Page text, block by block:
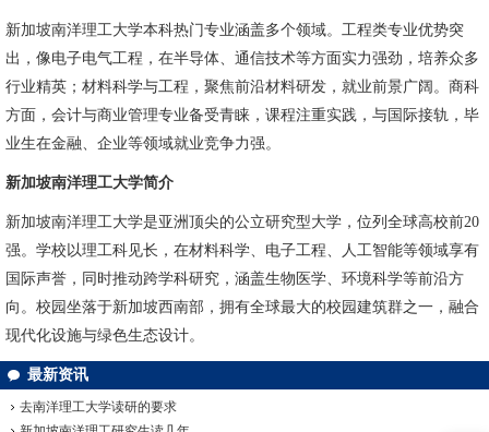
新加坡南洋理工大学本科热门专业涵盖多个领域。工程类专业优势突
出，像电子电气工程，在半导体、通信技术等方面实力强劲，培养众多
行业精英；材料科学与工程，聚焦前沿材料研发，就业前景广阔。商科
方面，会计与商业管理专业备受青睐，课程注重实践，与国际接轨，毕
业生在金融、企业等领域就业竞争力强。
新加坡南洋理工大学简介
新加坡南洋理工大学是亚洲顶尖的公立研究型大学，位列全球高校前20
强。学校以理工科见长，在材料科学、电子工程、人工智能等领域享有
国际声誉，同时推动跨学科研究，涵盖生物医学、环境科学等前沿方
向。校园坐落于新加坡西南部，拥有全球最大的校园建筑群之一，融合
现代化设施与绿色生态设计。
最新资讯
去南洋理工大学读研的要求